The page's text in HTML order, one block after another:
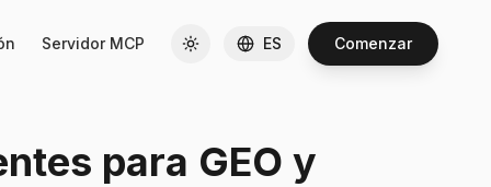
Servidor MCP ES Comenzar
para GEO y